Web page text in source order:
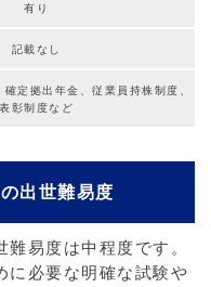
有り
記載なし
定拠出年金、従業員持株制度、
表彰制度など
出世難易度
易度は中程度です。
に必要な明確な試験や